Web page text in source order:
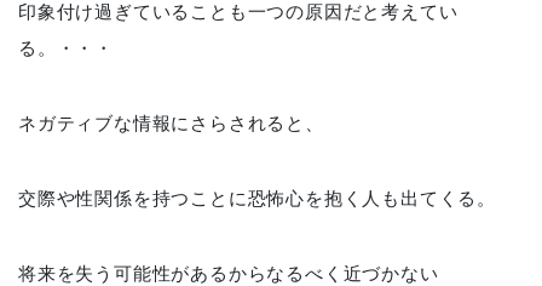
印象付け過ぎていることも一つの原因だと考えてい
る。・・・
ネガティブな情報にさらされると、
交際や性関係を持つことに恐怖心を抱く人も出てくる。
将来を失う可能性があるからなるべく近づかない